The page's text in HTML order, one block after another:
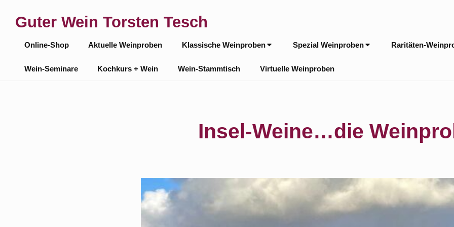
Guter Wein Torsten Tesch
Site
Online-Shop Aktuelle Weinproben Klassische Weinproben Spezial Weinproben Raritäten-
Wein-Seminare Kochkurs + Wein Wein-Stammtisch Virtuelle Weinproben
Insel-Weine…die